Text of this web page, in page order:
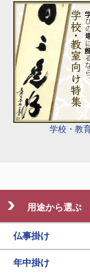
学校・教
用途から選ぶ
仏事掛け
年中掛け